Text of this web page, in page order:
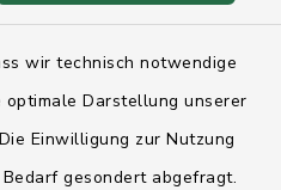
wir technisch notwendige
optimale Darstellung unserer
Einwilligung zur Nutzung
gesondert abgefragt.